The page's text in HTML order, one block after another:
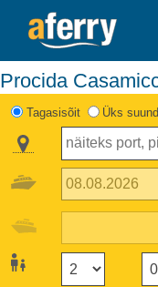
Procida
Tagasisõit Üks suund